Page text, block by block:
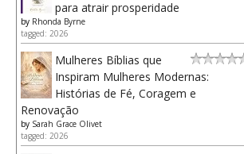
para atrair prosperidade
by Rhonda Byrne
tagged: 2026
Mulheres Bíblias que
Inspiram Mulheres Modernas:
Histórias de Fé, Coragem e
Renovação
by Sarah Grace Olivet
tagged: 2026